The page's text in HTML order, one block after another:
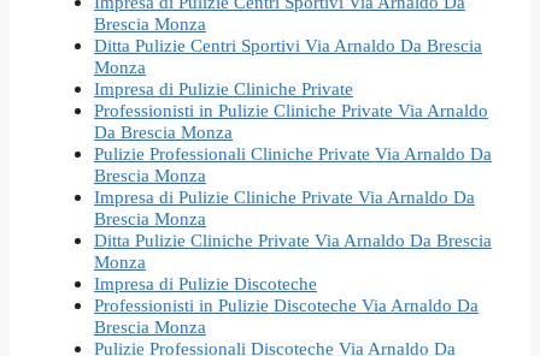
Brescia Monza
Ditta Pulizie Centri Sportivi Via Arnaldo Da Brescia
Monza
Impresa di Pulizie Cliniche Private
Professionisti in Pulizie Cliniche Private Via Arnaldo
Da Brescia Monza
Pulizie Professionali Cliniche Private Via Arnaldo Da
Brescia Monza
Impresa di Pulizie Cliniche Private Via Arnaldo Da
Brescia Monza
Ditta Pulizie Cliniche Private Via Arnaldo Da Brescia
Monza
Impresa di Pulizie Discoteche
Professionisti in Pulizie Discoteche Via Arnaldo Da
Brescia Monza
Pulizie Professionali Discoteche Via Arnaldo Da